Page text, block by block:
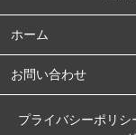
ホーム
お問い合わせ
プライバシーポリシ